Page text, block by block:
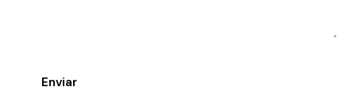
Enviar